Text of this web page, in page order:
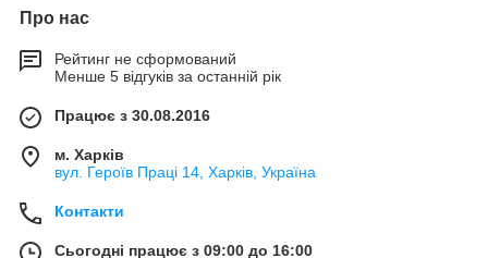
Про нас
Рейтинг не сформований
Менше 5 відгуків за останній рік
Працює з 30.08.2016
м. Харків
вул. Героїв Праці 14, Харків, Україна
Контакти
Сьогодні працює з 09:00 до 16:00